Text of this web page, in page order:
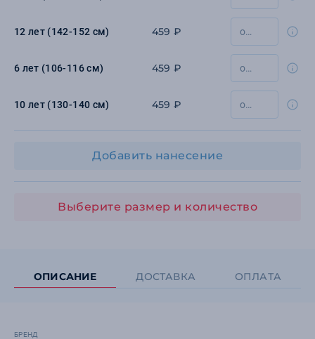
12 лет (142-152 см) 459 ₽
6 лет (106-116 см) 459 ₽
10 лет (130-140 см) 459 ₽
Добавить нанесение
Выберите размер и количество
ОПИСАНИЕ ДОСТАВКА ОПЛАТА
БРЕНД